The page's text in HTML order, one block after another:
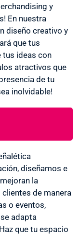
y
En nuestra
diseño creativo y
que tus
tus ideas con
atractivos que
de tu
inolvidable!
diseñamos e
la
de manera
o eventos,
adapta
que tu espacio